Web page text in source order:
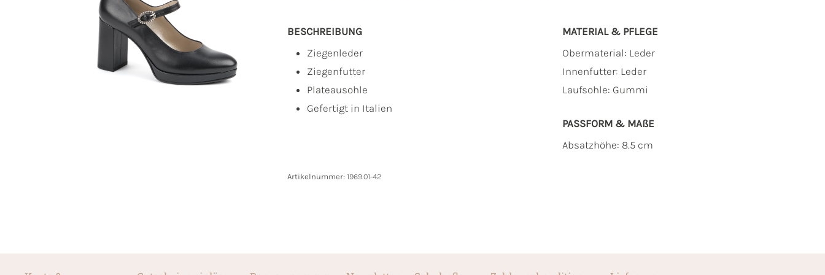
BESCHREIBUNG
Ziegenleder
Ziegenfutter
Plateausohle
Gefertigt in Italien
MATERIAL & PFLEGE
Obermaterial: Leder
Innenfutter: Leder
Laufsohle: Gummi
PASSFORM & MAẞE
Absatzhöhe: 8.5 cm
Artikelnummer: 1969.01-42